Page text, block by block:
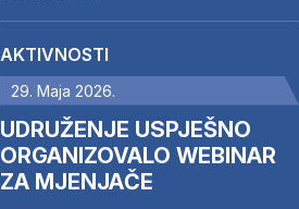
AKTIVNOSTI
29. Maja 2026.
UDRUŽENJE USPJEŠNO
ORGANIZOVALO WEBINAR
ZA MJENJAČE